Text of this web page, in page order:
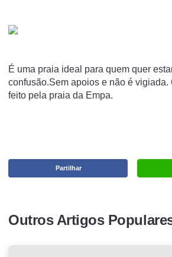
É uma praia ideal para quem quer
confusão.Sem apoios e não é vigiada.
feito pela praia da Empa.
Partilhar
Outros Artigos